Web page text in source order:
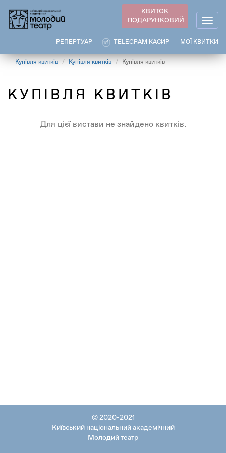
основного
КВИТОК
ПОДАРУНКОВИЙ
МОЇ КВИТКИ
TELEGRAM КАСИР
РЕПЕРТУАР
Купівля квитків Купівля квитків Купівля квитків
КУПІВЛЯ КВИТКІВ
Для цієї вистави не знайдено квитків.
© 2020-2021
Київський національний академічний
Молодий театр